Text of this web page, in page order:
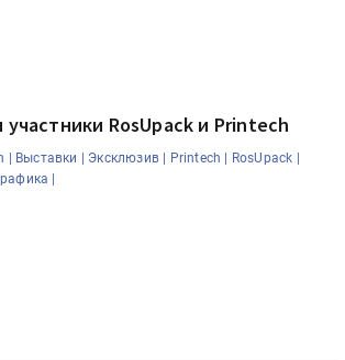
RosUpack и Printech
Выставки | Эксклюзив | Printech |
RosUpack |
|